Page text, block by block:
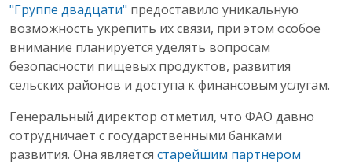
"Группе двадцати" предоставило уникальную
возможность укрепить их связи, при этом особое
внимание планируется уделять вопросам
безопасности пищевых продуктов, развития
сельских районов и доступа к финансовым услугам.
Генеральный директор отметил, что ФАО давно
сотрудничает с государственными банками
развития. Она является старейшим партнером